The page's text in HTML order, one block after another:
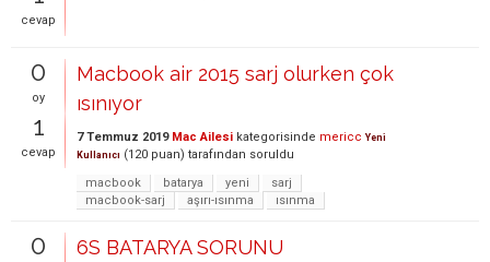
cevap
0
oy
1
cevap
Macbook air 2015 sarj olurken çok
ısınıyor
7 Temmuz 2019 Mac Ailesi kategorisinde mericc Yeni
Kullanıcı (120 puan) tarafından soruldu
macbook
batarya yeni
sarj
macbook-sarj
aşırı-ısınma ısınma
0 6S BATARYA SORUNU